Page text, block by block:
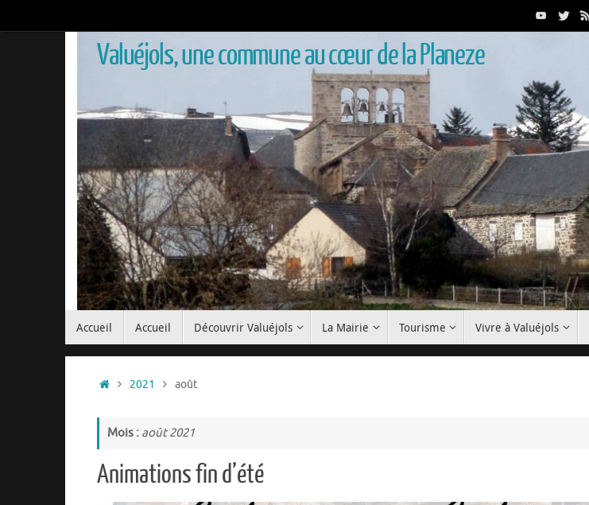
Valuéjols, une commune au cœur de la Planeze
Accueil Accueil Découvrir Valuéjols La Mairie Tourisme Vivre à Valuéjols
2021 août
Mois : août 2021
Animations fin d’été